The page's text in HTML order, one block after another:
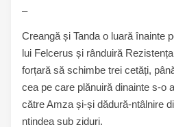
–
Creangă și Tanda o luară înainte
lui Felcerus și rânduiră
forțară să schimbe trei cetăți,
cea pe care plănuiră dinainte s-o
către Amza și-și dădură-ntâlnire
ntindea sub ziduri.